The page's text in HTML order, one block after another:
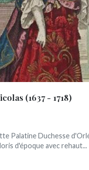
(1637 - 1718)
Palatine Duchesse
d'époque avec rehaut...